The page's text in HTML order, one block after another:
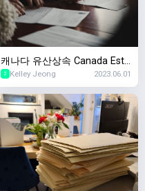
캐나다 유산상속 Canada Esta
te Planning,왜 준비해야하죠?
2 Kelley Jeong 2023.06.01